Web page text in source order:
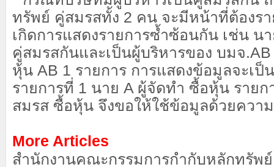
ทรัพย์ คู่สมรสทั้ง 2 คน จะมีหน้าที่ต้องร
เกิดการแสดงรายการซ้ำซ้อนกัน เช่น น
คู่สมรสกันและเป็นผู้บริหารของ บมจ
หุ้น AB 1 รายการ การแสดงข้อมูลจะเป็
รายการที่ 1 นาย A ผู้จัดทำ ซื้อหุ้น รายก
สมรส ซื้อหุ้น จึงขอให้ใช้ข้อมูลด้วยความ
More Articles
สำนักงานคณะกรรมการกำกับหลักทรัพ